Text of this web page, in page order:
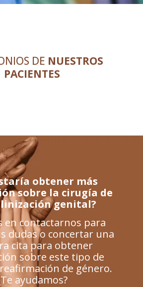
DE NUESTROS
PACIENTES
obtener más
sobre la cirugía de
genital?
en contactarnos para
dudas o concertar una
cita para obtener
sobre este tipo de
de género.
ayudamos?